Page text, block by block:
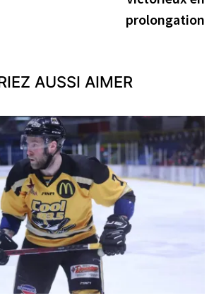
prolongation
AUSSI AIMER